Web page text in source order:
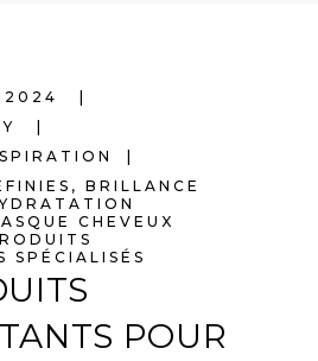
2024
, BRILLANCE
CHEVEUX
SPÉCIALISÉS
POUR